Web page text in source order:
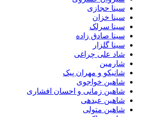
سینا حجازی
سینا خزان
سینا سرلک
سینا صادق زاده
سینا گلزار
شاد علی چراغی
شارمین
شانیکو و مهران پیک
شاهین خواجوی
شاهین زمانی و احسان افشاری
شاهین عبدهی
شاهین متولی